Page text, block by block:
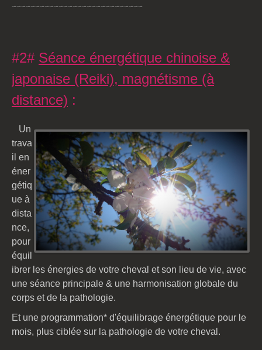
~~~~~~~~~~~~~~~~~~~~~~~~~~~~
#2# Séance énergétique chinoise &
japonaise (Reiki), magnétisme (à
distance) :
Un
trava
il en
éner
gétiq
ue à
dista
nce,
pour
équil
ibrer les énergies de votre cheval et son lieu de vie, avec
une séance principale & une harmonisation globale du
corps et de la pathologie.
Et une programmation* d'équilibrage énergétique pour le
mois, plus ciblée sur la pathologie de votre cheval.